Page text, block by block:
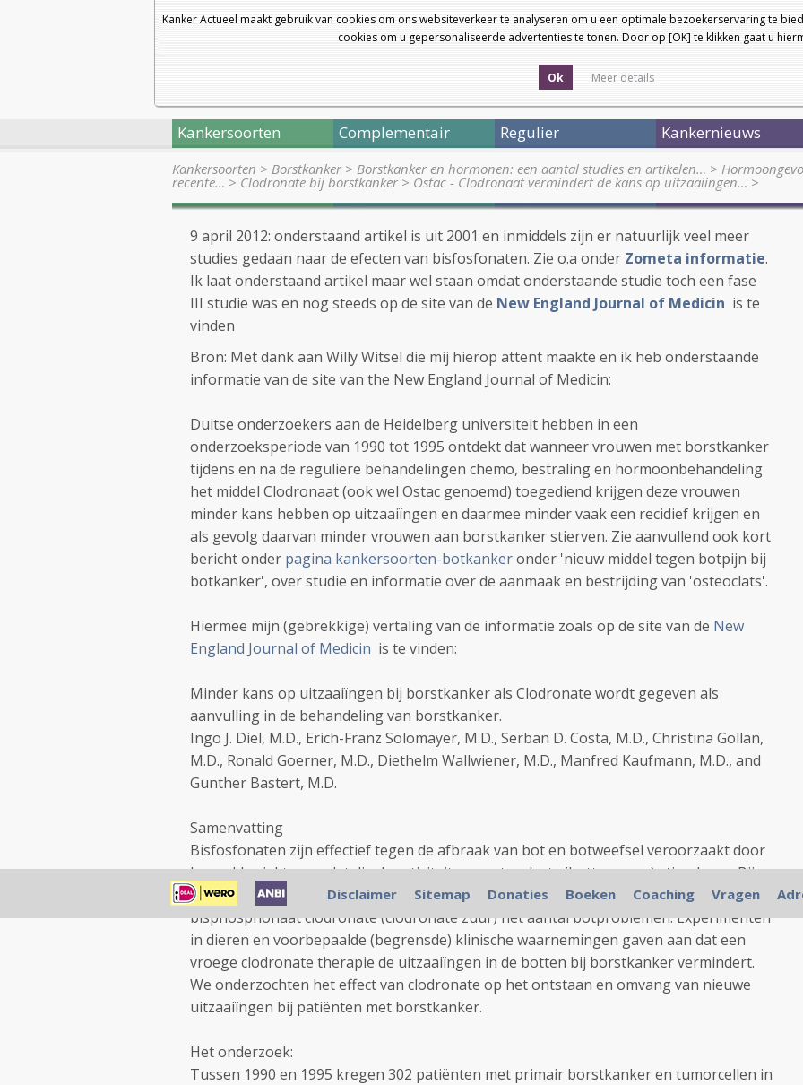
Kanker Actueel maakt gebruik van cookies om ons websiteverkeer te analyseren om u een optimale bezoekerservaring te
cookies om u gepersonaliseerde advertenties te tonen. Door op [OK] te klikken gaat u
Ok Meer details
Kankersoorten Complementair Regulier Kankernieuws
Kankersoorten > Borstkanker> Borstkanker en hormonen: een aantal studies en artikelen… >
recente… > Clodronate bij borstkanker> Ostac - Clodronaat vermindert de kans op uitzaaiingen… >
9 april 2012: onderstaand artikel is uit 2001 en inmiddels zijn er natuurlijk veel meer
studies gedaan naar de efecten van bisfosfonaten. Zie o.a onder Zometa informatie.
Ik laat onderstaand artikel maar wel staan omdat onderstaande studie toch een fase
III studie was en nog steeds op de site van de New England Journal of Medicin is te
vinden
Bron: Met dank aan Willy Witsel die mij hierop attent maakte en ik heb onderstaande
informatie van de site van the New England Journal of Medicin:
Duitse onderzoekers aan de Heidelberg universiteit hebben in een
onderzoeksperiode van 1990 tot 1995 ontdekt dat wanneer vrouwen met borstkanker
tijdens en na de reguliere behandelingen chemo, bestraling en hormoonbehandeling
het middel Clodronaat (ook wel Ostac genoemd) toegediend krijgen deze vrouwen
minder kans hebben op uitzaaiïngen en daarmee minder vaak een recidief krijgen en
als gevolg daarvan minder vrouwen aan borstkanker stierven. Zie aanvullend ook kort
bericht onder pagina kankersoorten-botkankeronder 'nieuw middel tegen botpijn bij
botkanker', over studie en informatie over de aanmaak en bestrijding van 'osteoclats'.
Hiermee mijn (gebrekkige) vertaling van de informatie zoals op de site van de New
England Journal of Medicin is te vinden:
Minder kans op uitzaaiïngen bij borstkanker als Clodronate wordt gegeven als
aanvulling in de behandeling van borstkanker.
Ingo J. Diel, M.D., Erich-Franz Solomayer, M.D., Serban D. Costa, M.D., Christina Gollan,
M.D., Ronald Goerner, M.D., Diethelm Wallwiener, M.D., Manfred Kaufmann, M.D., and
Gunther Bastert, M.D.
Samenvatting
Bisfosfonaten zijn effectief tegen de afbraak van bot en botweefsel veroorzaakt door
bepaalde ziektes omdat die de activiteit van osteoclasts (bottumoren) stimuleren. Bij
patiënten die borstkanker hebben en uitzaaiïngen in de botten vermindert het
bisphosphonaat clodronate (clodronate zuur) het aantal botproblemen. Experimenten
in dieren en voorbepaalde (begrensde) klinische waarnemingen gaven aan dat een
vroege clodronate therapie de uitzaaiïngen in de botten bij borstkanker vermindert.
We onderzochten het effect van clodronate op het ontstaan en omvang van nieuwe
uitzaaiïngen bij patiënten met borstkanker.
Het onderzoek:
Tussen 1990 en 1995 kregen 302 patiënten met primair borstkanker en tumorcellen in
Disclaimer Sitemap Donaties Boeken Coaching Vragen